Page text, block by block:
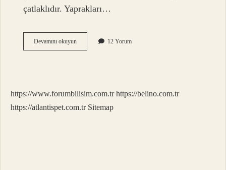
çatlaklıdır. Yaprakları…
Devamını okuyunKoca
Yemiş
12 Yorum
https://www.forumbilisim.com.tr https://belino.com.tr
https://atlantispet.com.tr Sitemap